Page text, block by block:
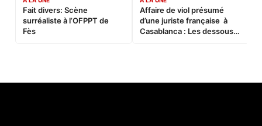
Fait divers: Scène
surréaliste à l’OFPPT de
Fès
Affaire de viol présumé
d’une juriste française à
Casablanca : Les dessous